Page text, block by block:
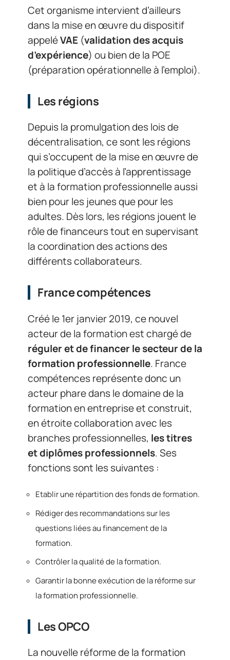
Cet organisme intervient d’ailleurs
dans la mise en œuvre du dispositif
appeléVAE (validation des acquis
d’expérience) ou bien de la POE
(préparation opérationnelle à l’emploi).
Les régions
Depuis la promulgation des lois de
décentralisation, ce sont les régions
qui s’occupent de la mise en œuvre de
la politique d’accès à l’apprentissage
et à la formation professionnelle aussi
bien pour les jeunes que pour les
adultes. Dès lors, les régions jouent le
rôle de financeurs tout en supervisant
la coordination des actions des
différents collaborateurs.
France compétences
Créé le 1er janvier 2019, ce nouvel
acteur de la formation est chargé de
réguler et de financer le secteur de la
formation professionnelle. France
compétences représente donc un
acteur phare dans le domaine de la
formation en entreprise et construit,
en étroite collaboration avec les
branches professionnelles, les titres
et diplômes professionnels. Ses
fonctions sont les suivantes :
Etablir une répartition des fonds de formation.
Rédiger des recommandations sur les
questions liées au financement de la
formation.
Contrôler la qualité de la formation.
Garantir la bonne exécution de la réforme sur
la formation professionnelle.
Les OPCO
La nouvelle réforme de la formation